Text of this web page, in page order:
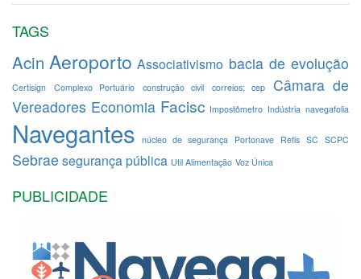
TAGS
Acin Aeroporto Associativismo bacia de evolução
Certisign Complexo Portuário construção civil correios; cep
Câmara de
Vereadores Economia Facisc Impostômetro Indústria navegafolia
Navegantes núcleo de segurança Portonave Refis SC SCPC
Sebrae segurança pública Util Alimentação Voz Única
PUBLICIDADE